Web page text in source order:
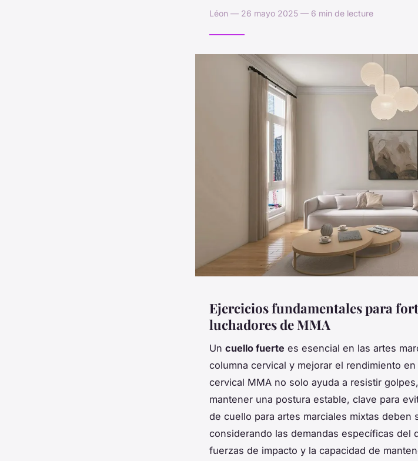
Léon — 26 mayo 2025 — 6 min de lecture
Ejercicios fundamentales para
luchadores de MMA
Un cuello fuerte es esencial en las artes
columna cervical y mejorar el rendimiento
cervical MMA no solo ayuda a resistir
mantener una postura estable, clave para
de cuello para artes marciales mixtas deben
considerando las demandas específicas del
fuerzas de impacto y la capacidad de